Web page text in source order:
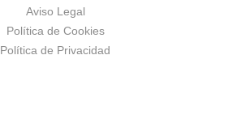
Aviso Legal
Política de Cookies
Política de Privacidad